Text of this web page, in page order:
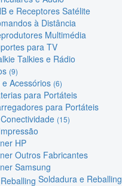
e Receptores Satélite
à Distância
Multimédia
para TV
Talkies e Rádio
(9)
Acessórios (6)
para Portáteis
para Portáteis
(15)
HP
Outros Fabricantes
Samsung
Soldadura e Reballing